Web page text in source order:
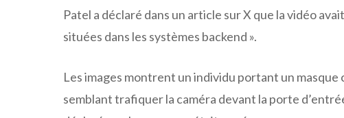
Patel a déclaré dans un article sur X que la vidéo
situées dans les systèmes backend ».
Les images montrent un individu portant un masque
semblant trafiquer la caméra devant la porte